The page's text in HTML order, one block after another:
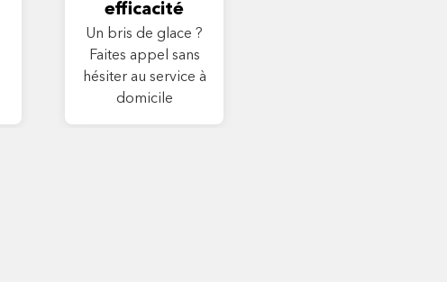
efficacité
Un bris de glace ?
Faites appel sans
hésiter au service à
domicile